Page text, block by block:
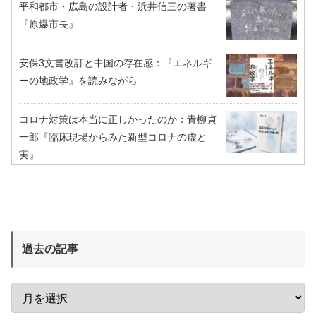
平和都市・広島の設計者・浜井信三の著書
『原爆市長』
安保3文書改訂と中国の存在感：『エネルギ
ーの地政学』を読みながら
コロナ対策は本当に正しかったのか：青柳貞
一郎『臨床現場からみた新型コロナの虚と
実』
過去の記事